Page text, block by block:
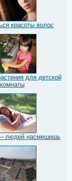
красоты волос
для детской
комнаты
людей насмешишь